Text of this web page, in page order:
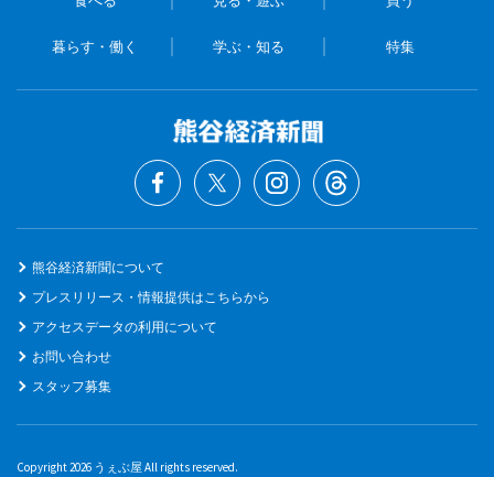
暮らす・働く 学ぶ・知る 特集
熊谷経済新聞について
プレスリリース・情報提供はこちらから
アクセスデータの利用について
お問い合わせ
スタッフ募集
Copyright 2026 うぇぶ屋 All rights reserved.